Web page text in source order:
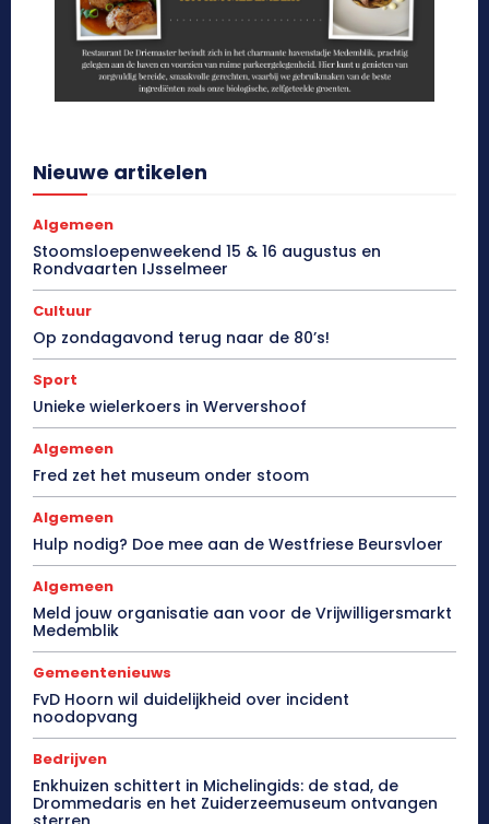
Nieuwe artikelen
Algemeen
Stoomsloepenweekend 15 & 16 augustus en
Rondvaarten IJsselmeer
Cultuur
Op zondagavond terug naar de 80’s!
Sport
Unieke wielerkoers in Wervershoof
Algemeen
Fred zet het museum onder stoom
Algemeen
Hulp nodig? Doe mee aan de Westfriese Beursvloer
Algemeen
Meld jouw organisatie aan voor de Vrijwilligersmarkt
Medemblik
Gemeentenieuws
FvD Hoorn wil duidelijkheid over incident
noodopvang
Bedrijven
Enkhuizen schittert in Michelingids: de stad, de
Drommedaris en het Zuiderzeemuseum ontvangen